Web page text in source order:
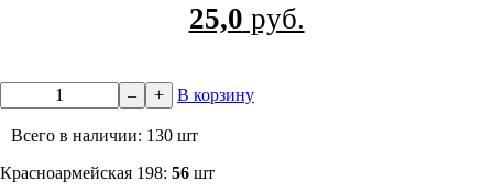
25,0 руб.
– + В корзину
Всего в наличии: 130 шт
​Красноармейская 198: 56 шт